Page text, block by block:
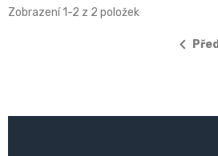
Zobrazení 1-2 z 2 položek
